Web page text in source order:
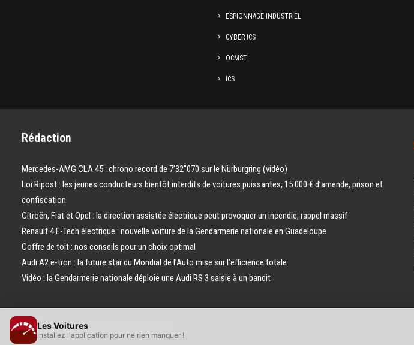
ESPIONNAGE INDUSTRIEL
CYBER ICS
OCMST
ICS
Rédaction
Mercedes-AMG CLA 45 : chrono record de 7’32″070 sur le Nürburgring (vidéo)
Loi Ripost : les jeunes conducteurs bientôt interdits de voitures puissantes, 15 000 € d’amende, prison et
confiscation
Citroën, Fiat et Opel : la direction assistée électrique peut provoquer un incendie, rappel massif
Renault 4 E-Tech électrique : nouvelle voiture de la Gendarmerie nationale en Guadeloupe
Coffre de toit : nos conseils pour un choix optimal
Audi A2 e-tron : la future star du Mondial de l’Auto mise sur l’efficience totale
Vidéo : la Gendarmerie nationale déploie une Audi RS 3 saisie à un bandit
© 2026 Les Voitures. | Tous droits réservés.
Les Voitures
Installez l'application pour ne rien manquer !